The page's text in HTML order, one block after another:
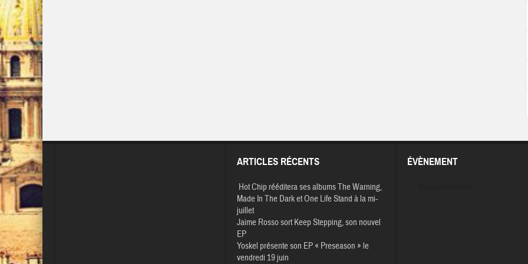
ARTICLES RÉCENTS
Hot Chip rééditera ses albums The Warning,
Made In The Dark et One Life Stand à la mi-
juillet
Jaime Rosso sort Keep Stepping, son nouvel
EP
Yoskel présente son EP « Preseason » le
vendredi 19 juin
ÉVÈNEMENT